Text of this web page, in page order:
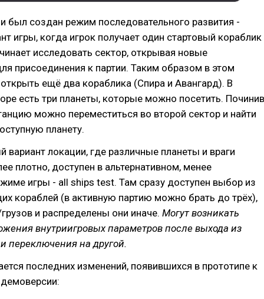
был создан режим последовательного развития -
игры, когда игрок получает один стартовый кораблик
исследовать сектор, открывая новые
присоединения к партии. Таким образом в этом
ещё два кораблика (Спира и Авангард). В
есть три планеты, которые можно посетить. Починив
можно переместиться во второй сектор и найти
планету.
вариант локации, где различные планеты и враги
плотно, доступен в альтернативном, менее
игры - all ships test. Там сразу доступен выбор из
кораблей (в активную партию можно брать до трёх),
и распределены они иначе. Могут возникать
внутриигровых параметров после выхода из
переключения на другой.
последних изменений, появившихся в прототипе к